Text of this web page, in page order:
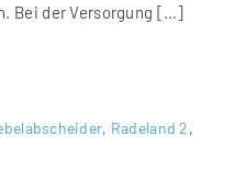
Bei der Versorgung […]
, Radeland 2,